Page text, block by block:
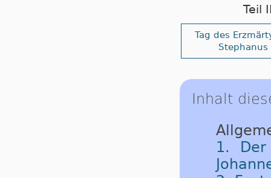
Teil
Tag des
Stephanus
Inhalt
1. Der